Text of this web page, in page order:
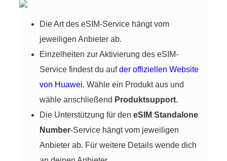
Die Art des eSIM-Service hängt vom
jeweiligen Anbieter ab.
Einzelheiten zur Aktivierung des eSIM-
Service findest du aufder offiziellen Website
von Huawei. Wähle ein Produkt aus und
wähle anschließend Produktsupport.
Die Unterstützung für deneSIM Standalone
Number-Service hängt vom jeweiligen
Anbieter ab. Für weitere Details wende dich